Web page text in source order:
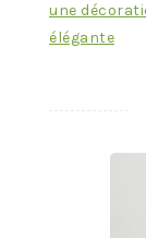
l’article
une
élégante